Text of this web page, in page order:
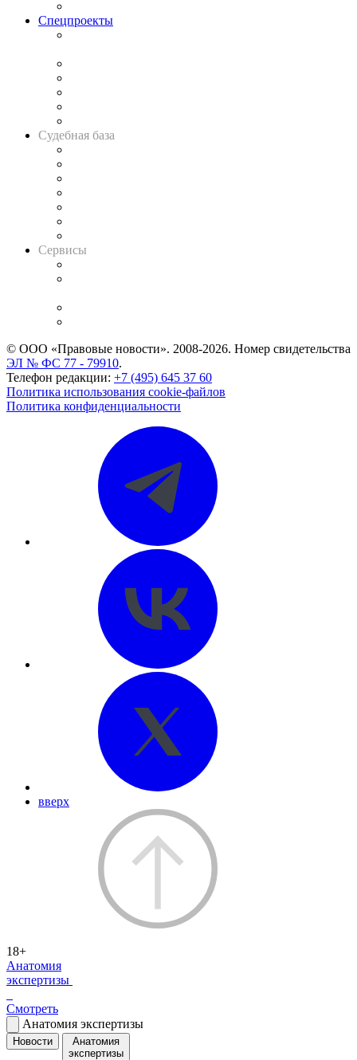
Спецпроекты
Судебная база
Сервисы
© ООО «Правовые новости». 2008-2026. Номер свидетельства
ЭЛ № ФС 77 - 79910.
Телефон редакции: +7 (495) 645 37 60
Политика использования cookie-файлов
Политика конфиденциальности
вверх
18+
Анатомия
экспертизы
Смотреть
Анатомия экспертизы
Новости
Анатомия
экспертизы